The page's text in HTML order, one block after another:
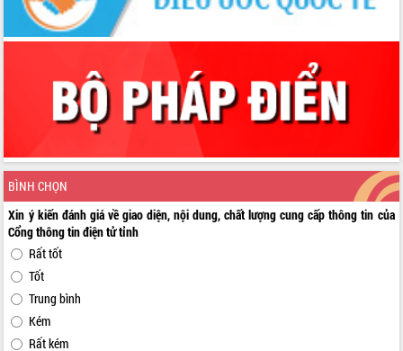
BÌNH CHỌN
Xin ý kiến đánh giá về giao diện, nội dung, chất lượng cung cấp thông tin của
Cổng thông tin điện tử tỉnh
Rất tốt
Tốt
Trung bình
Kém
Rất kém